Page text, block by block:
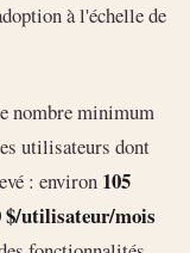
à l'échelle de
nombre minimum
utilisateurs dont
: environ 105
$/utilisateur/mois